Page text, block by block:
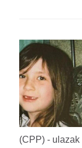
(CPP) -